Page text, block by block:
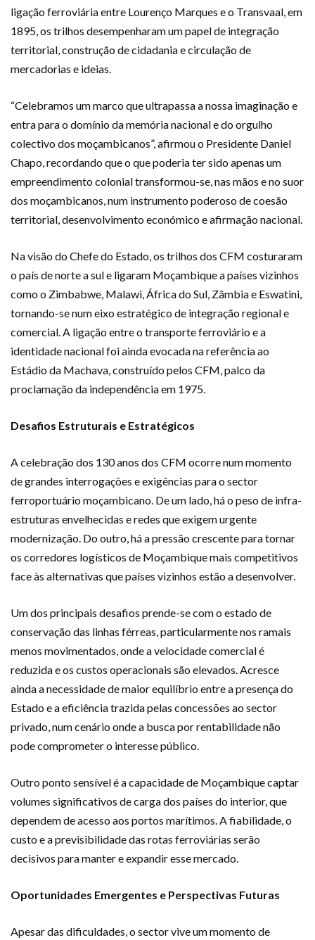
ligação ferroviária entre Lourenço Marques e o Transvaal, em
1895, os trilhos desempenharam um papel de integração
territorial, construção de cidadania e circulação de
mercadorias e ideias.
“Celebramos um marco que ultrapassa a nossa imaginação e
entra para o domínio da memória nacional e do orgulho
colectivo dos moçambicanos”, afirmou o Presidente Daniel
Chapo, recordando que o que poderia ter sido apenas um
empreendimento colonial transformou-se, nas mãos e no suor
dos moçambicanos, num instrumento poderoso de coesão
territorial, desenvolvimento económico e afirmação nacional.
Na visão do Chefe do Estado, os trilhos dos CFM costuraram
o país de norte a sul e ligaram Moçambique a países vizinhos
como o Zimbabwe, Malawi, África do Sul, Zâmbia e Eswatini,
tornando-se num eixo estratégico de integração regional e
comercial. A ligação entre o transporte ferroviário e a
identidade nacional foi ainda evocada na referência ao
Estádio da Machava, construído pelos CFM, palco da
proclamação da independência em 1975.
Desafios Estruturais e Estratégicos
A celebração dos 130 anos dos CFM ocorre num momento
de grandes interrogações e exigências para o sector
ferroportuário moçambicano. De um lado, há o peso de infra-
estruturas envelhecidas e redes que exigem urgente
modernização. Do outro, há a pressão crescente para tornar
os corredores logísticos de Moçambique mais competitivos
face às alternativas que países vizinhos estão a desenvolver.
Um dos principais desafios prende-se com o estado de
conservação das linhas férreas, particularmente nos ramais
menos movimentados, onde a velocidade comercial é
reduzida e os custos operacionais são elevados. Acresce
ainda a necessidade de maior equilíbrio entre a presença do
Estado e a eficiência trazida pelas concessões ao sector
privado, num cenário onde a busca por rentabilidade não
pode comprometer o interesse público.
Outro ponto sensível é a capacidade de Moçambique captar
volumes significativos de carga dos países do interior, que
dependem de acesso aos portos marítimos. A fiabilidade, o
custo e a previsibilidade das rotas ferroviárias serão
decisivos para manter e expandir esse mercado.
Oportunidades Emergentes e Perspectivas Futuras
Apesar das dificuldades, o sector vive um momento de